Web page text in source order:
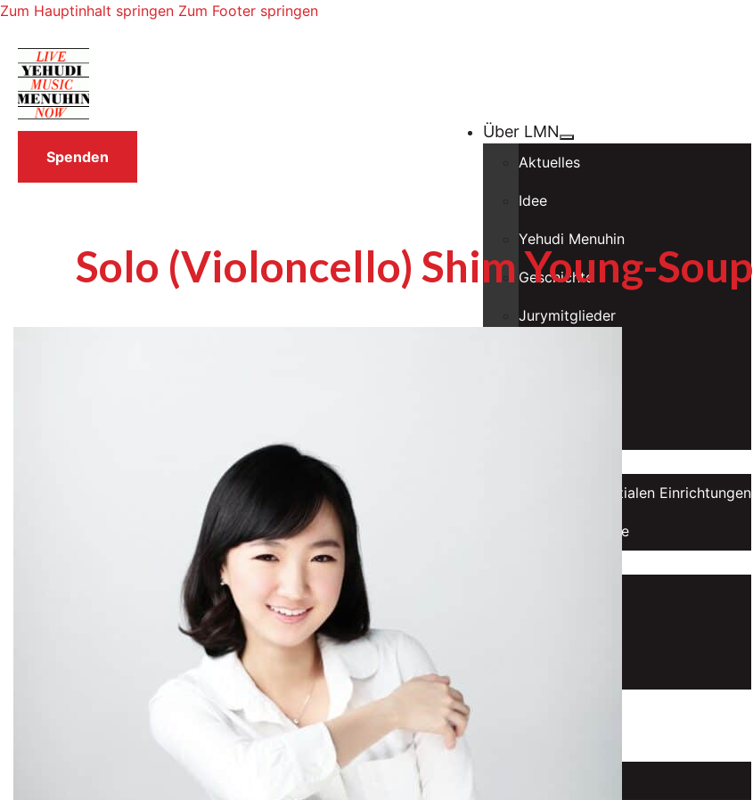
Zum Hauptinhalt springen Zum Footer springen
Über LMN
Aktuelles
Idee
Yehudi Menuhin
Geschichte
Jurymitglieder
Konzerte in sozialen Einrichtungen
Benefizkonzerte
Spenden
Solo (Violoncello) Shim Young-Soup